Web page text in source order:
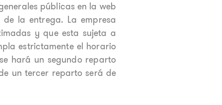
públicas en la web
la entrega. La empresa
y que esta sujeta a
estrictamente el horario
hará un segundo reparto
un tercer reparto será de